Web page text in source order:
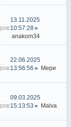
13.11.2025
10:57:28
anakom34
22.06.2025
13:56:56
Мери
09.03.2025
15:13:53
Malva